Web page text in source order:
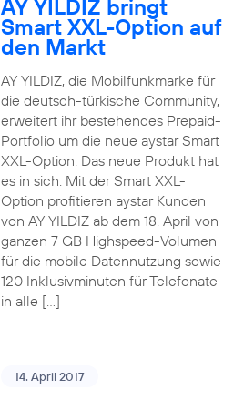
AY YILDIZ bringt
Smart XXL-Option auf
den Markt
AY YILDIZ, die Mobilfunkmarke für
die deutsch-türkische Community,
erweitert ihr bestehendes Prepaid-
Portfolio um die neue aystar Smart
XXL-Option. Das neue Produkt hat
es in sich: Mit der Smart XXL-
Option profitieren aystar Kunden
von AY YILDIZ ab dem 18. April von
ganzen 7 GB Highspeed-Volumen
für die mobile Datennutzung sowie
120 Inklusivminuten für Telefonate
in alle […]
14. April 2017